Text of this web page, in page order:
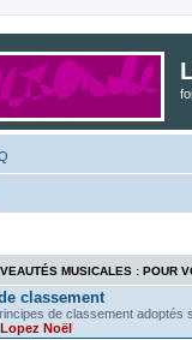
MUSICALES : POUR
classement
de classement adoptés
Lopez Noël